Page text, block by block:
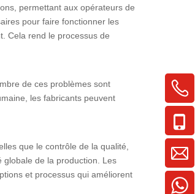
permettant aux opérateurs de
pour faire fonctionner les
Cela rend le processus de
de ces problèmes sont
les fabricants peuvent
que le contrôle de la qualité,
globale de la production. Les
et processus qui améliorent